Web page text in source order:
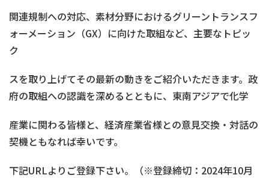
関連規制への対応、素材分野におけるグリーントランスフ
ォーメーション（GX）に向けた取組など、主要なトピッ
ク
スを取り上げてその最新の動きをご紹介いただきます。政
府の取組への認識を深めるとともに、東南アジアで化学
産業に関わる皆様と、経済産業省様との意見交換・対話の
契機ともなれば幸いです。
下記URLよりご登録下さい。（※登録締切：2024年10月